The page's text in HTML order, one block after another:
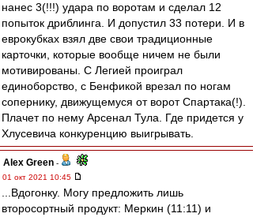
нанес 3(!!!) удара по воротам и сделал 12
попыток дриблинга. И допустил 33 потери. И в
еврокубках взял две свои традиционные
карточки, которые вообще ничем не были
мотивированы. С Легией проиграл
единоборство, с Бенфикой врезал по ногам
сопернику, движущемуся от ворот Спартака(!).
Плачет по нему Арсенал Тула. Где придется у
Хлусевича конкуренцию выигрывать.
Alex Green -
01 окт 2021 10:45
...Вдогонку. Могу предложить лишь
второсортный продукт: Меркин (11:11) и